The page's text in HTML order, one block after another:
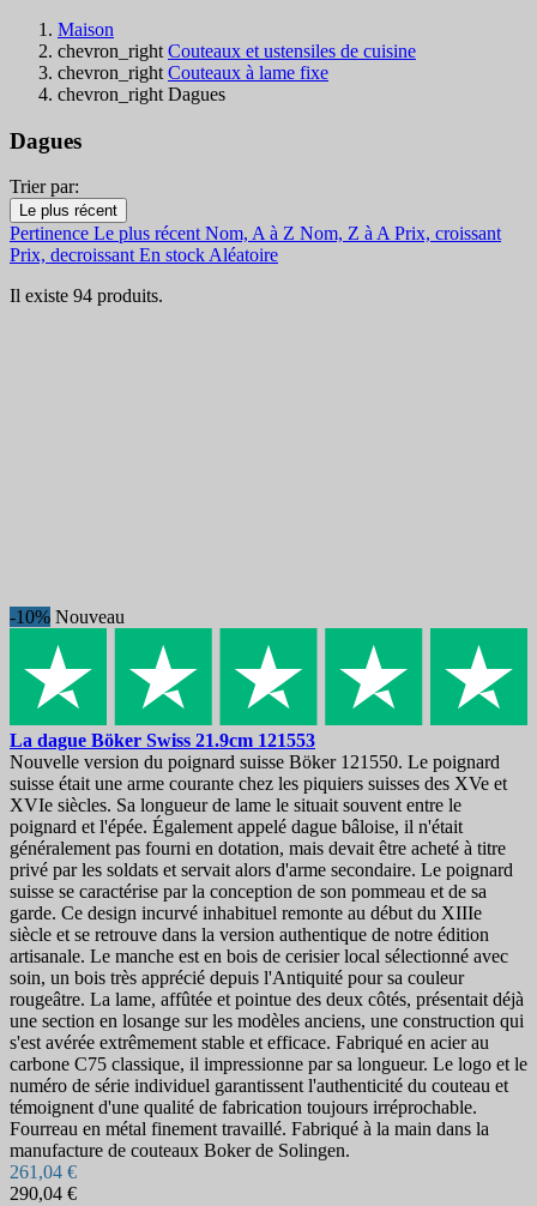
Maison
chevron_right Couteaux et ustensiles de cuisine
chevron_right Couteaux à lame fixe
chevron_right Dagues
Dagues
Filtres:
Effacer les filtres
En Stock
En Stock
En solde! 0
Prix
€
Longueur des cordes, mm
Pays
Acier
Poignée
Dureté
Etui
Verrouillage
More filters Less filters
Voir les Produits 94
Trier par:
Le plus récent
Pertinence Le plus récent Nom, A à Z Nom, Z à A Prix, croissant
Prix, decroissant En stock Aléatoire
Il existe 94 produits.
-10% Nouveau
La dague Böker Swiss 21.9cm 121553
Nouvelle version du poignard suisse Böker 121550. Le poignard
suisse était une arme courante chez les piquiers suisses des XVe et
XVIe siècles. Sa longueur de lame le situait souvent entre le
poignard et l'épée. Également appelé dague bâloise, il n'était
généralement pas fourni en dotation, mais devait être acheté à titre
privé par les soldats et servait alors d'arme secondaire. Le poignard
suisse se caractérise par la conception de son pommeau et de sa
garde. Ce design incurvé inhabituel remonte au début du XIIIe
siècle et se retrouve dans la version authentique de notre édition
artisanale. Le manche est en bois de cerisier local sélectionné avec
soin, un bois très apprécié depuis l'Antiquité pour sa couleur
rougeâtre. La lame, affûtée et pointue des deux côtés, présentait déjà
une section en losange sur les modèles anciens, une construction qui
s'est avérée extrêmement stable et efficace. Fabriqué en acier au
carbone C75 classique, il impressionne par sa longueur. Le logo et le
numéro de série individuel garantissent l'authenticité du couteau et
témoignent d'une qualité de fabrication toujours irréprochable.
Fourreau en métal finement travaillé. Fabriqué à la main dans la
manufacture de couteaux Boker de Solingen.
261,04 €
290,04 €